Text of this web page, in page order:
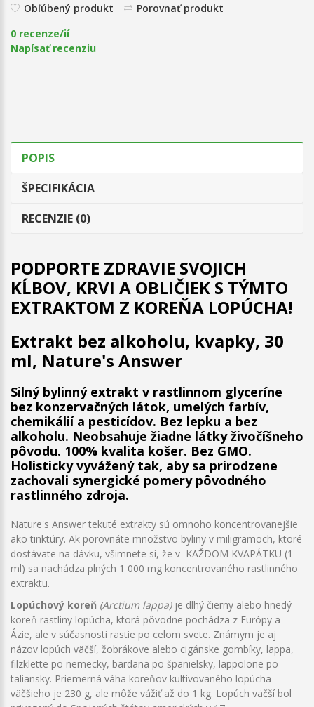
Obľúbený produkt
Porovnať produkt
0 recenze/ií
Napísať recenziu
POPIS
ŠPECIFIKÁCIA
RECENZIE (0)
PODPORTE ZDRAVIE SVOJICH
KĹBOV, KRVI A OBLIČIEK S TÝMTO
EXTRAKTOM Z KOREŇA LOPÚCHA!
Extrakt bez alkoholu, kvapky, 30
ml, Nature's Answer
Silný bylinný extrakt v rastlinnom glyceríne
bez konzervačných látok, umelých farbív,
chemikálií a pesticídov. Bez lepku a bez
alkoholu. Neobsahuje žiadne látky živočíšneho
pôvodu. 100% kvalita košer. Bez GMO.
Holisticky vyvážený tak, aby sa prirodzene
zachovali synergické pomery pôvodného
rastlinného zdroja.
Nature's Answer tekuté extrakty sú omnoho koncentrovanejšie
ako tinktúry. Ak porovnáte množstvo byliny v miligramoch, ktoré
dostávate na dávku, všimnete si, že v KAŽDOM KVAPÁTKU (1
ml) sa nachádza plných 1 000 mg koncentrovaného rastlinného
extraktu.
Lopúchový koreň (Arctium lappa)je dlhý čierny alebo hnedý
koreň rastliny lopúcha, ktorá pôvodne pochádza z Európy a
Ázie, ale v súčasnosti rastie po celom svete. Známym je aj
názov lopúch väčší, žobrákove alebo cigánske gombíky, lappa,
filzklette po nemecky, bardana po španielsky, lappolone po
taliansky. Priemerná váha koreňov kultivovaného lopúcha
väčšieho je 230 g, ale môže vážiť až do 1 kg. Lopúch väčší bol